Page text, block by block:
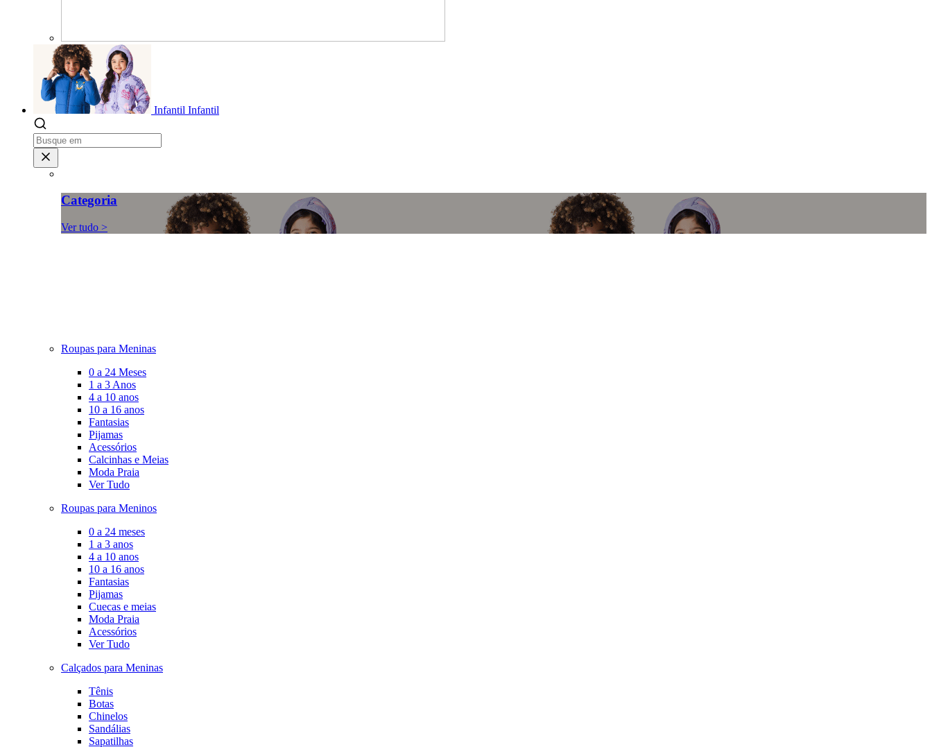
Infantil Infantil
Categoria
Ver tudo >
Roupas para Meninas
0 a 24 Meses
1 a 3 Anos
4 a 10 anos
10 a 16 anos
Fantasias
Pijamas
Acessórios
Calcinhas e Meias
Moda Praia
Ver Tudo
Roupas para Meninos
0 a 24 meses
1 a 3 anos
4 a 10 anos
10 a 16 anos
Fantasias
Pijamas
Cuecas e meias
Moda Praia
Acessórios
Ver Tudo
Calçados para Meninas
Tênis
Botas
Chinelos
Sandálias
Sapatilhas